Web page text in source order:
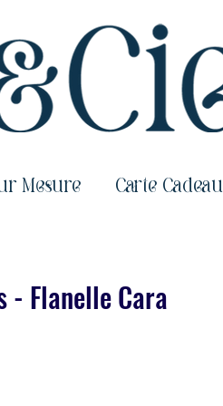
Mesure Carte Cadeau
- Flanelle Cara